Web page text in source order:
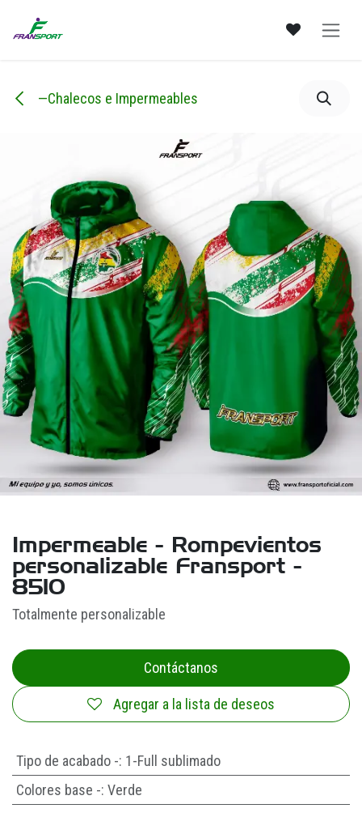
—Chalecos e Impermeables
Impermeable - Rompevientos
personalizable Fransport -
8510
Totalmente personalizable
Contáctanos
Agregar a la lista de deseos
Tipo de acabado -: 1-Full sublimado
Colores base -: Verde